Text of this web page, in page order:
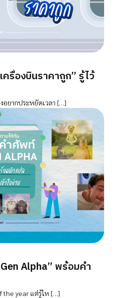
รื่องบินราคาถูก” รู้ไว้
เวลาเดินทางไกล ใคร ๆ ก็ต้องอยากประหยัดเวลา […]
Alpha” พร้อมคำ
year แต่รู้ไห […]